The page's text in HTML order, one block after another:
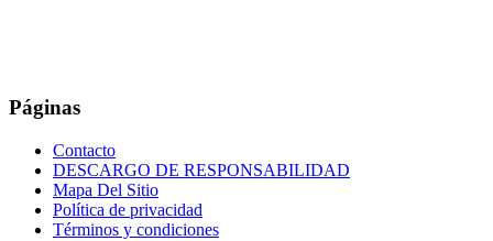
Páginas
Contacto
DESCARGO DE RESPONSABILIDAD
Mapa Del Sitio
Política de privacidad
Términos y condiciones